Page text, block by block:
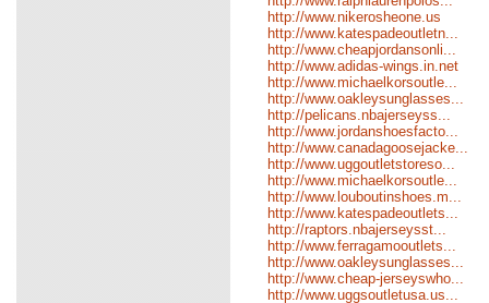
http://www.nikerosheone.us
http://www.katespadeoutletn...
http://www.cheapjordansonli...
http://www.adidas-wings.in.net
http://www.michaelkorsoutle...
http://www.oakleysunglasses...
http://pelicans.nbajerseyss...
http://www.jordanshoesfacto...
http://www.canadagoosejacke...
http://www.uggoutletstoreso...
http://www.michaelkorsoutle...
http://www.louboutinshoes.m...
http://www.katespadeoutlets...
http://raptors.nbajerseysst...
http://www.ferragamooutlets...
http://www.oakleysunglasses...
http://www.cheap-jerseyswho...
http://www.uggsoutletusa.us...